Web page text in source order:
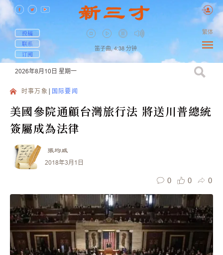
投稿
联系
订阅
笛子曲, 4:38 分钟
繁体
2026年8月10日 星期一
时事万象 国际要闻
美國參院通顧台灣旅行法 將送川普總統
簽屬成為法律
張均威
2018年3月1日
0 0 0